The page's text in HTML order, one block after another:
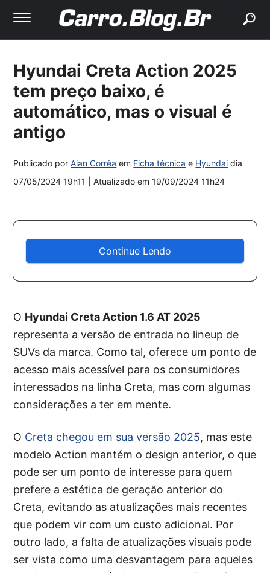
Hyundai Creta Action 2025
tem preço baixo, é
automático, mas o visual é
antigo
Publicado porAlan Corrêa em Ficha técnica e Hyundai dia
07/05/2024 19h11
| Atualizado em19/09/2024 11h24
Continue Lendo
O Hyundai Creta Action 1.6 AT 2025
representa a versão de entrada no lineup de
SUVs da marca. Como tal, oferece um ponto de
acesso mais acessível para os consumidores
interessados na linha Creta, mas com algumas
considerações a ter em mente.
O Creta chegou em sua versão 2025, mas este
modelo Action mantém o design anterior, o que
pode ser um ponto de interesse para quem
prefere a estética de geração anterior do
Creta, evitando as atualizações mais recentes
que podem vir com um custo adicional. Por
outro lado, a falta de atualizações visuais pode
ser vista como uma desvantagem para aqueles